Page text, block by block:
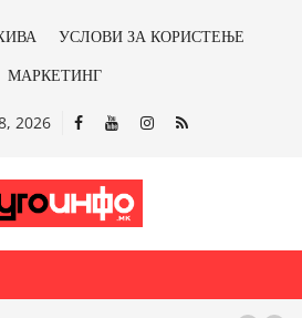
УСЛОВИ ЗА КОРИСТЕЊЕ
МАРКЕТИНГ
2026